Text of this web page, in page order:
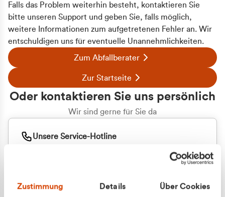
Zustimmung Details Über Cookies
Falls das Problem weiterhin besteht, kontaktieren Sie
bitte unseren Support und geben Sie, falls möglich,
weitere Informationen zum aufgetretenen Fehler an. Wir
entschuldigen uns für eventuelle Unannehmlichkeiten.
Zum Abfallberater
Zur Startseite
Oder kontaktieren Sie uns persönlich
Wir sind gerne für Sie da
Unsere Service-Hotline
+49 177 8376058